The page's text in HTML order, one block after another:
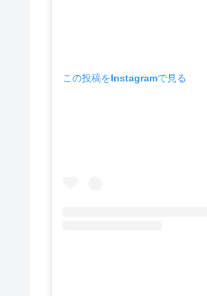
この投稿をInstagramで見る